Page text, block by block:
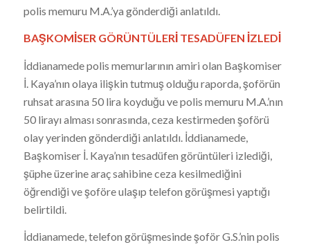
polis memuru M.A.’ya gönderdiği anlatıldı.
BAŞKOMİSER GÖRÜNTÜLERİ TESADÜFEN İZLEDİ
İddianamede polis memurlarının amiri olan Başkomiser
İ. Kaya’nın olaya ilişkin tutmuş olduğu raporda, şoförün
ruhsat arasına 50 lira koyduğu ve polis memuru M.A.’nın
50 lirayı alması sonrasında, ceza kestirmeden şoförü
olay yerinden gönderdiği anlatıldı. İddianamede,
Başkomiser İ. Kaya’nın tesadüfen görüntüleri izlediği,
şüphe üzerine araç sahibine ceza kesilmediğini
öğrendiği ve şoföre ulaşıp telefon görüşmesi yaptığı
belirtildi.
İddianamede, telefon görüşmesinde şoför G.S.’nin polis